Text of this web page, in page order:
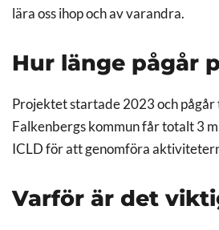
lära oss ihop och av varandra.
Hur länge pågår
Projektet startade 2023 och
Falkenbergs kommun får totalt 3
ICLD för att genomföra
Varför är det